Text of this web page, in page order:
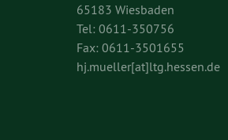
65183 Wiesbaden
Tel: 0611-350756
Fax: 0611-3501655
hj.mueller[at]ltg.hessen.de